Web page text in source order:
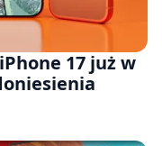
17 już w